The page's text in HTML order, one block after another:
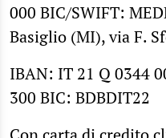
000 BIC/SWIFT:
Basiglio (MI), via F.
IBAN: IT 21 Q 0344
300 BIC: BDBDIT22